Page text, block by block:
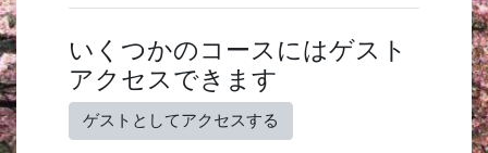
いくつかのコースにはゲスト
アクセスできます
ゲストとしてアクセスする